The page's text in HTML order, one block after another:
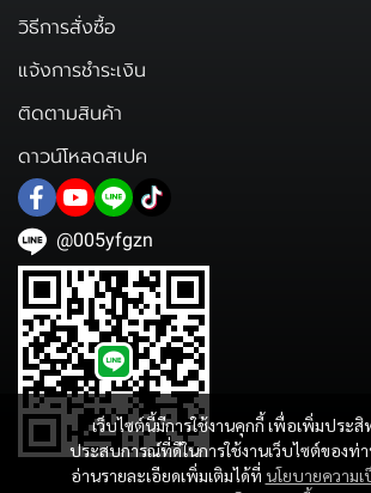
เว็บไซต์นี้มีการใช้งานคุกกี้ เพื่อเพิ่มประ
ประสบการณ์ที่ดีในการใช้งานเว็บไซต์ของท่
อ่านรายละเอียดเพิ่มเติมได้ที่ นโยบายความ
วิธีการสั่งซื้อ
แจ้งการชำระเงิน
ติดตามสินค้า
ดาวน์โหลดสเปค
@005yfgzn